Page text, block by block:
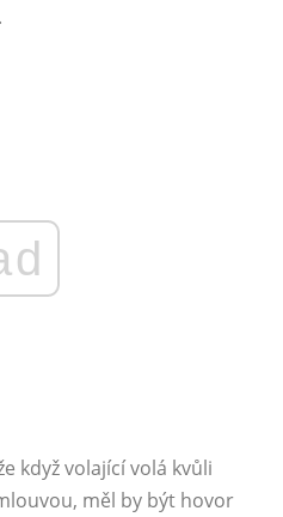
když volající volá kvůli
měl by být hovor